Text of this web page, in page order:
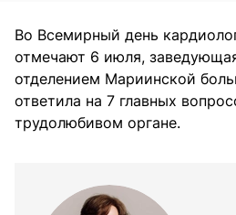
Во Всемирный день
отмечают 6 июля,
отделением Мариинской
ответила на 7 главных
трудолюбивом органе.